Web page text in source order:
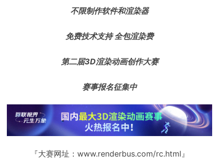
不限制作软件和渲染器
免费技术支持 全包渲染费
第二届3D渲染动画创作大赛
赛事报名征集中
『大赛网址：www.renderbus.com/rc.html』